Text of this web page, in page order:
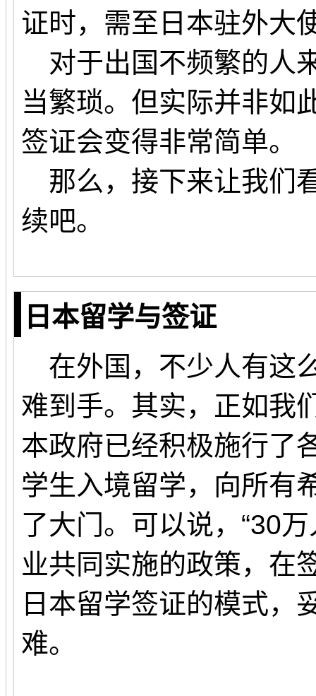
证时，需至日本驻外大
对于出国不频繁的人
当繁琐。但实际并非如
签证会变得非常简单。
那么，接下来让我们
续吧。
日本留学与签证
在外国，不少人有这
难到手。其实，正如我
本政府已经积极施行了
学生入境留学，向所有
了大门。可以说，“30
业共同实施的政策，在
日本留学签证的模式，
难。